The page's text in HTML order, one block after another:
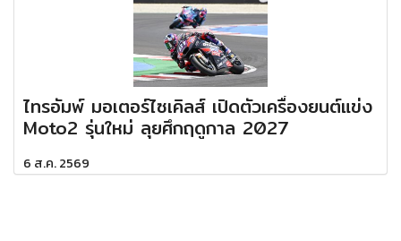
ไทรอัมพ์ มอเตอร์ไซเคิลส์ เปิดตัวเครื่องยนต์แข่ง
Moto2 รุ่นใหม่ ลุยศึกฤดูกาล 2027
6 ส.ค. 2569